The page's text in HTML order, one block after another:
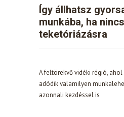
Így állhatsz
munkába, ha
teketóriázásra
A feltörekvő vidéki régió,
adódik valamilyen
azonnali kezdéssel is